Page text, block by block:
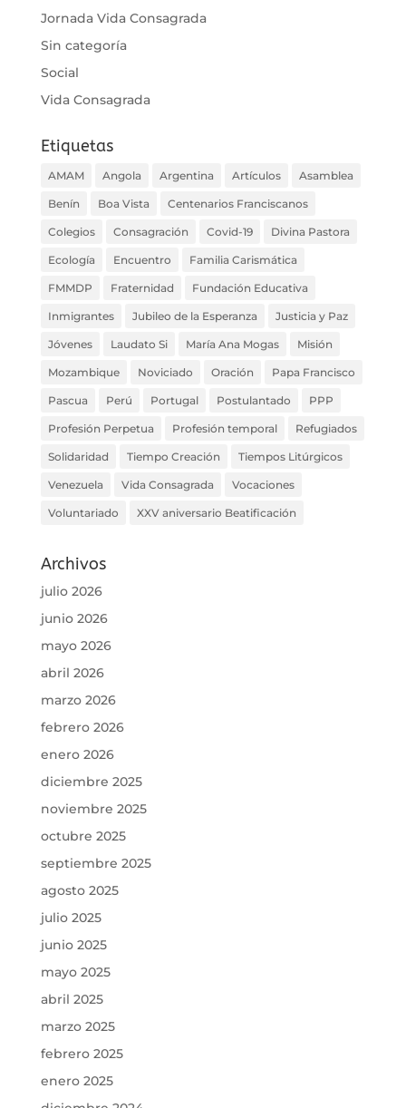
Jornada Vida Consagrada
Sin categoría
Social
Vida Consagrada
Etiquetas
AMAM Angola Argentina Artículos Asamblea
Benín Boa Vista Centenarios Franciscanos
Colegios Consagración Covid-19 Divina Pastora
Ecología Encuentro Familia Carismática
FMMDP Fraternidad Fundación Educativa
Inmigrantes Jubileo de la Esperanza Justicia y Paz
Jóvenes Laudato Si María Ana Mogas Misión
Mozambique Noviciado Oración Papa Francisco
Pascua Perú Portugal Postulantado PPP
Profesión Perpetua Profesión temporal Refugiados
Solidaridad Tiempo Creación Tiempos Litúrgicos
Venezuela Vida Consagrada Vocaciones
Voluntariado XXV aniversario Beatificación
Archivos
julio 2026
junio 2026
mayo 2026
abril 2026
marzo 2026
febrero 2026
enero 2026
diciembre 2025
noviembre 2025
octubre 2025
septiembre 2025
agosto 2025
julio 2025
junio 2025
mayo 2025
abril 2025
marzo 2025
febrero 2025
enero 2025